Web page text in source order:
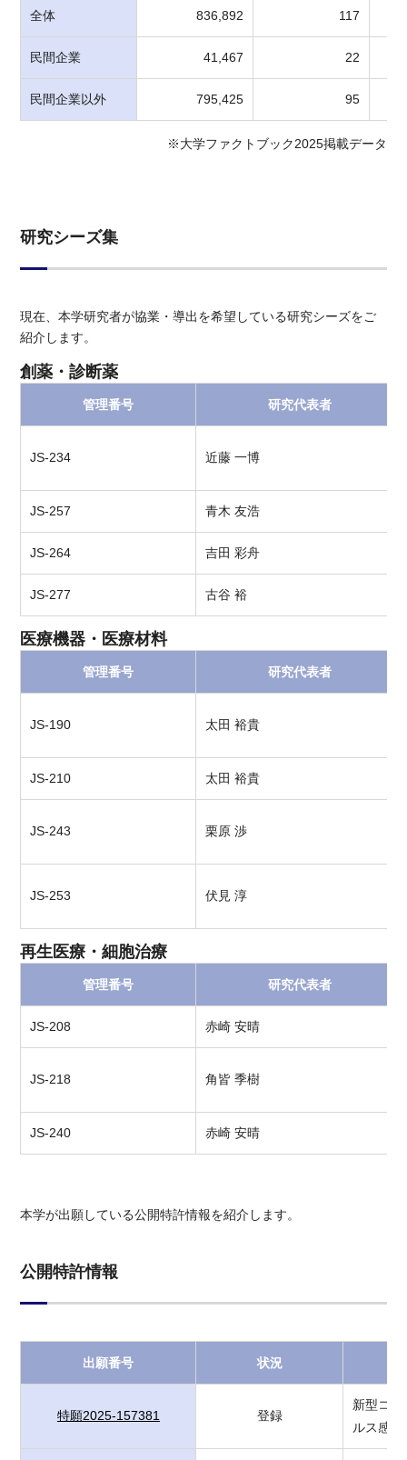
全体 836,892 117
民間企業 41,467 22
民間企業以外 795,425 95
※大学ファクトブック2025掲載データ
研究シーズ集
現在、本学研究者が協業・導出を希望している研究シーズをご
紹介します。
創薬・診断薬
管理番号 研究代表者
JS-234 近藤 一博
JS-257 青木 友浩
JS-264 吉田 彩舟
JS-277 古谷 裕
医療機器・医療材料
管理番号 研究代表者
JS-190 太田 裕貴
JS-210 太田 裕貴
JS-243 栗原 渉
JS-253 伏見 淳
再生医療・細胞治療
管理番号 研究代表者
JS-208 赤崎 安晴
JS-218 角皆 季樹
JS-240 赤崎 安晴
本学が出願している公開特許情報を紹介します。
公開特許情報
出願番号 状況
特願2025-157381 登録
新型コ
ルス感